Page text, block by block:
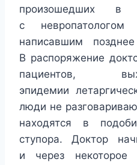
произошедших в
с
написавшим
В распоряжение
пациентов,
эпидемии
люди не
находятся в
ступора. Доктор
и через